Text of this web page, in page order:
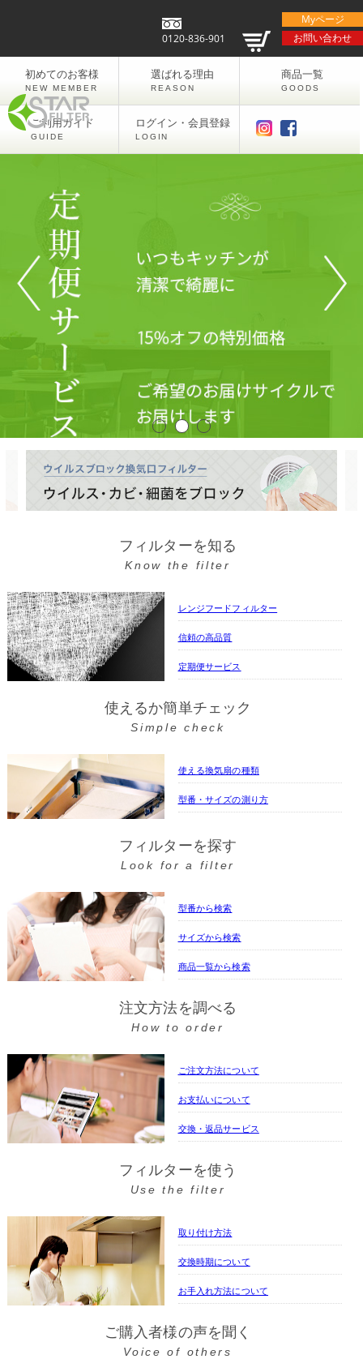
0120-836-901
Myページ
お問い合わせ
初めてのお客様
NEW MEMBER
選ばれる理由
REASON
商品一覧
GOODS
ご利用ガイド
GUIDE
ログイン・会員登録
LOGIN
フィルターを知る
Know the filter
レンジフードフィルター
信頼の高品質
定期便サービス
使えるか簡単チェック
Simple check
使える換気扇の種類
型番・サイズの測り方
フィルターを探す
Look for a filter
型番から検索
サイズから検索
商品一覧から検索
注文方法を調べる
How to order
ご注文方法について
お支払いについて
交換・返品サービス
フィルターを使う
Use the filter
取り付け方法
交換時期について
お手入れ方法について
ご購入者様の声を聞く
Voice of others